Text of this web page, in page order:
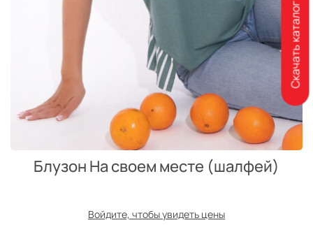
Блузон На своем месте (шалфей)
Войдите, чтобы увидеть цены
Скачать каталог